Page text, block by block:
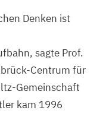
Denken ist
sagte Prof.
Centrum für
Gemeinschaft
kam 1996